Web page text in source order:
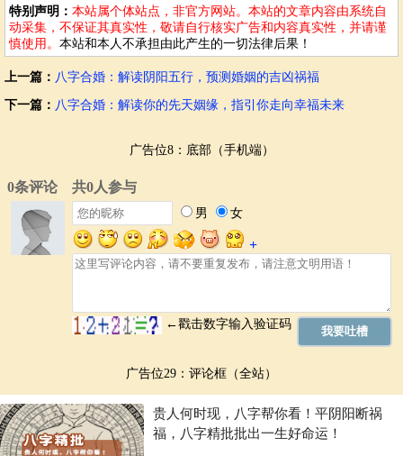
阴阳平衡也是八字合婚的重要考量因素。阴阳调和者，则姻缘能长久，
如阴阳失衡，则恐带来诸多磨难。合婚师会分析男女双方的阴阳属性，
并判断其阴阳是否协调，是否能建立和谐的相互关系。
3. 四柱之间的关系
八字合婚不仅仅关注日柱，还需要分析年柱、月柱、时柱之间的关系。
除了分析八字本身，合婚师还需对男女双方的未来大运流年进行预测，
判断在不同时期对方的运势走向，并评估这种流年会给婚姻关系带来哪
些影响。
八字合婚的适用范围
八字合婚并非万能预测，只是为婚姻提供了一种参考。它可以帮助人们
更全面地了解自己和伴侣，增进彼此的理解，提前预防潜在的矛盾，但
最终的婚姻幸福与否，仍然取决于双方共同的努力和经营。
八字合婚的局限性
八字合婚在一定程度上受到时间和空间的限制，并不能完全准确地预测
未来。它也并非唯一参考标准，还需要结合其他因素，如性格、价值
观、生活习惯等进行综合考量。
特别声明： 本站属个体站点，非官方网站。本站的文章内容由系统自
动采集，不保证其真实性，敬请自行核实广告和内容真实性，并请谨
慎使用。 本站和本人不承担由此产生的一切法律后果！
上一篇： 八字合婚：解读阴阳五行，预测婚姻的吉凶祸福
下一篇： 八字合婚：解读你的先天姻缘，指引你走向幸福未来
广告位8：底部（手机端）
广告位29：评论框（全站）
贵人何时现，八字帮你看！平阴阳断祸
福，八字精批批出一生好命运！